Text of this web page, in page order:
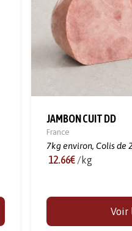
JAMBON CUIT DD
France
7kg environ, Colis de
12.66€ /kg
Voir